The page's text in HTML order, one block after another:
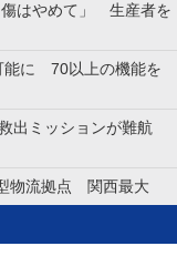
傷はやめて」 生産者を
能に 70以上の機能を
出ミッションが難航
物流拠点 関西最大